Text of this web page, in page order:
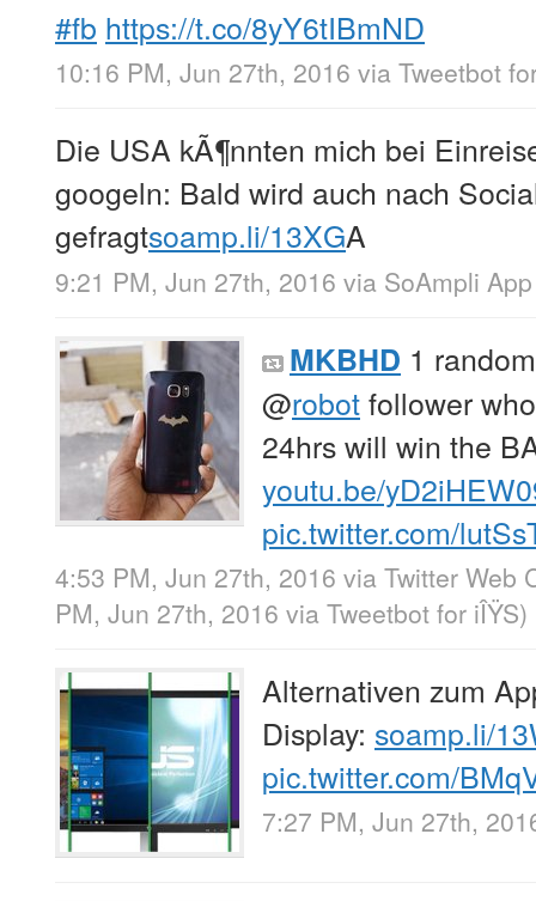
#fb https://t.co/8yY6tIBmND
10:16 PM, Jun 27th, 2016 via Tweetbot
Die USA kÃ¶nnten mich bei
googeln: Bald wird auch nach
gefragtsoamp.li/13XGA
9:21 PM, Jun 27th, 2016 via SoAmpli App
MKBHD 1
@robotfollower
24hrs will win the
youtu.be/
pic.twitter.com/
4:53 PM, Jun 27th, 2016 via Twitter Web
PM, Jun 27th, 2016 via Tweetbot for iÎŸS)
Alternativen zum
Display: soamp.li/
pic.twitter.com/
7:27 PM, Jun 27th,